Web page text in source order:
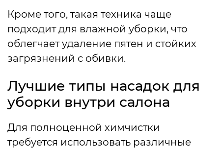
Кроме того, такая техника чаще
подходит для влажной уборки, что
облегчает удаление пятен и стойких
загрязнений с обивки.
Лучшие типы насадок для
уборки внутри салона
Для полноценной химчистки
требуется использовать различные